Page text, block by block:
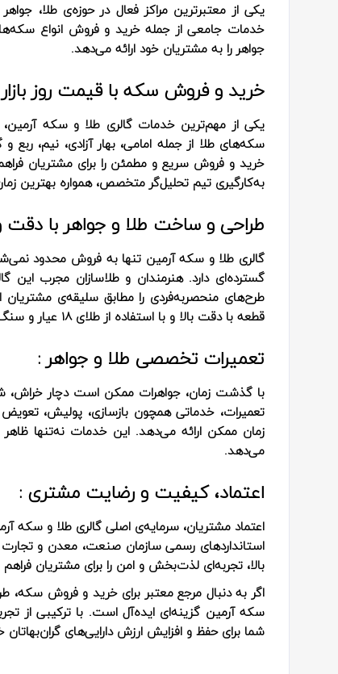
یکی از معتبرترین مراکز فعال در حوزه‌ی طلا،
خدمات جامعی از جمله خرید و فروش انواع
جواهر را به مشتریان خود ارائه می‌دهد.
خرید و فروش سکه با قیمت روز
یکی از مهم‌ترین خدمات گالری طلا و سکه
سکه‌های طلا از جمله امامی، بهار آزادی، نیم، ربع
خرید و فروش سریع و مطمئن را برای مشتریان
به‌کارگیری تیم تحلیل‌گر متخصص، همواره بهترین
طراحی و ساخت طلا و جواهر با دقت
گالری طلا و سکه آرمین تنها به فروش محدود
طرح‌های منحصربه‌فردی را مطابق سلیقه‌ی مشتریان
قطعه با دقت بالا و با استفاده از طلای 18 عیار و سنگ‌های مرغوب ساخته می‌شود.
تعمیرات تخصصی طلا و جواهر :
با گذشت زمان، جواهرات ممکن است دچار خراش،
تعمیرات، خدماتی همچون بازسازی، پولیش، تعویض
زمان ممکن ارائه می‌دهد. این خدمات نه‌تنها ظاهر
می‌دهد.
اعتماد، کیفیت و رضایت مشتری :
اعتماد مشتریان، سرمایه‌ی اصلی گالری طلا و سکه
استانداردهای رسمی سازمان صنعت، معدن و
بالا، تجربه‌ای لذت‌بخش و امن را برای مشتریان
اگر به دنبال مرجع معتبر برای خرید و فروش سکه،
سکه آرمین گزینه‌ای ایده‌آل است. با ترکیبی از
شما برای حفظ و افزایش ارزش دارایی‌های گران‌بها‌تان